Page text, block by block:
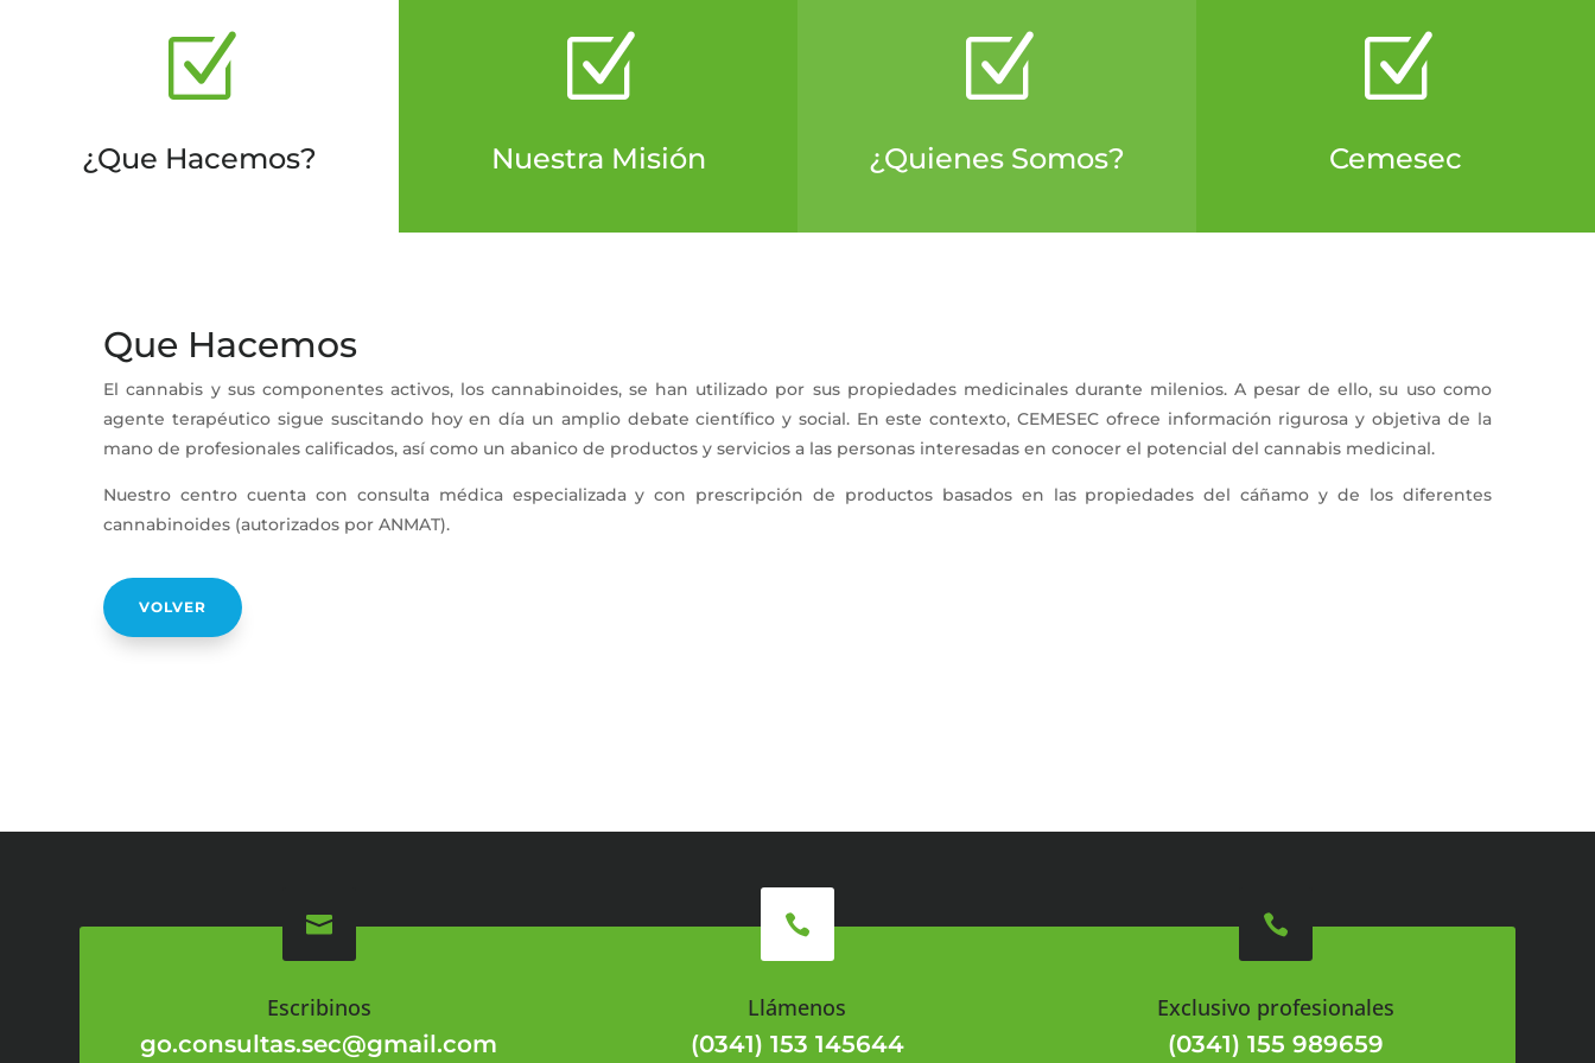
Z
¿Que Hacemos?
Z
Nuestra Misión
Z
¿Quienes Somos?
Z
Cemesec
Que Hacemos
El cannabis y sus componentes activos, los cannabinoides, se han utilizado por sus propiedades medicinales durante milenios. A pesar de ello, su uso como
agente terapéutico sigue suscitando hoy en día un amplio debate científico y social. En este contexto, CEMESEC ofrece información rigurosa y objetiva de la
mano de profesionales calificados, así como un abanico de productos y servicios a las personas interesadas en conocer el potencial del cannabis medicinal.
Nuestro centro cuenta con consulta médica especializada y con prescripción de productos basados en las propiedades del cáñamo y de los diferentes
cannabinoides (autorizados por ANMAT).
VOLVER

Escribinos
go.consultas.sec@gmail.com

Llámenos
(0341) 153 145644

Exclusivo profesionales
(0341) 155 989659